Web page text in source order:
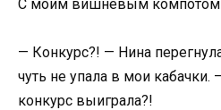
С моим вишнёвым компотом
— Конкурс?! — Нина
чуть не упала в мои
конкурс выиграла?!